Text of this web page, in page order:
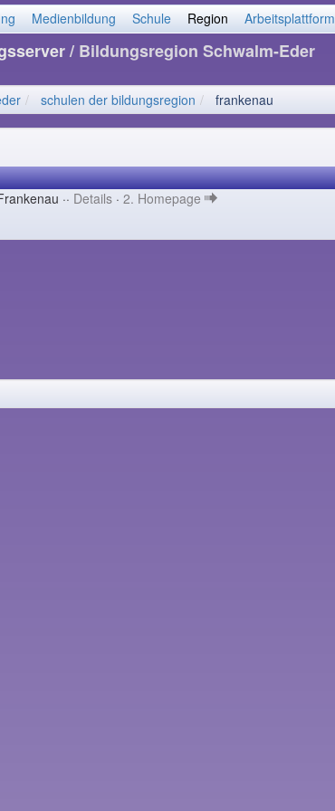
Medienbildung Schule Region Arbeitsplattform
/ Bildungsregion Schwalm-Eder
schulen der bildungsregion frankenau
·· Details · 2. Homepage